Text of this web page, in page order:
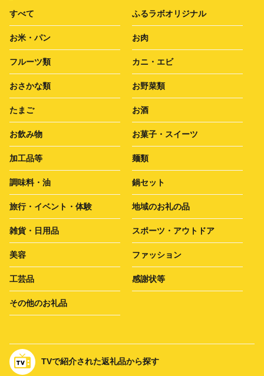
すべて ふるラボオリジナル
お米・パン お肉
フルーツ類 カニ・エビ
おさかな類 お野菜類
たまご お酒
お飲み物 お菓子・スイーツ
加工品等 麺類
調味料・油 鍋セット
旅行・イベント・体験 地域のお礼の品
雑貨・日用品 スポーツ・アウトドア
美容 ファッション
工芸品 感謝状等
その他のお礼品
TVで紹介された返礼品から探す